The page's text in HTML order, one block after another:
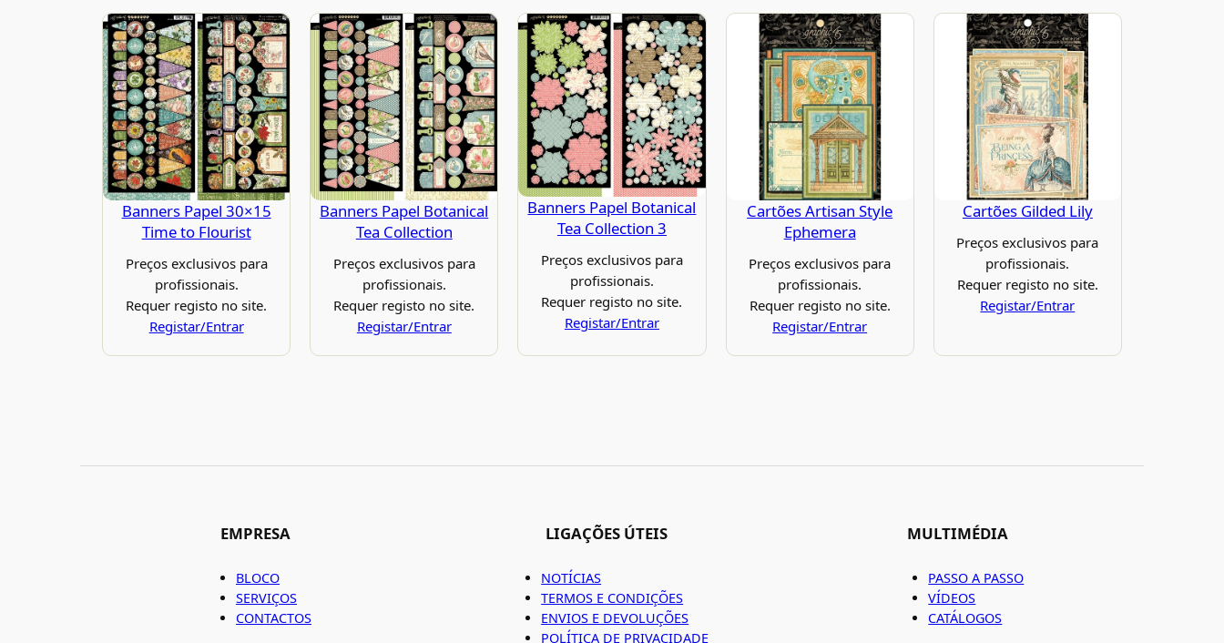
Banners Papel 30×15
Time to Flourist
Preços exclusivos para
profissionais.
Requer registo no site.
Registar/Entrar
Banners Papel Botanical
Tea Collection
Preços exclusivos para
profissionais.
Requer registo no site.
Registar/Entrar
Banners Papel Botanical
Tea Collection 3
Preços exclusivos para
profissionais.
Requer registo no site.
Registar/Entrar
Cartões Artisan Style
Ephemera
Preços exclusivos para
profissionais.
Requer registo no site.
Registar/Entrar
Cartões Gilded Lily
Preços exclusivos para
profissionais.
Requer registo no site.
Registar/Entrar
EMPRESA
BLOCO
SERVIÇOS
CONTACTOS
LIGAÇÕES ÚTEIS
NOTÍCIAS
TERMOS E CONDIÇÕES
ENVIOS E DEVOLUÇÕES
POLÍTICA DE PRIVACIDADE
MULTIMÉDIA
PASSO A PASSO
VÍDEOS
CATÁLOGOS